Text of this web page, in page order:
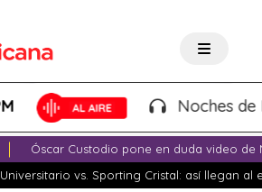
Noches de
Óscar Custodio pone en duda video de
Universitario vs. Sporting Cristal: así llegan al